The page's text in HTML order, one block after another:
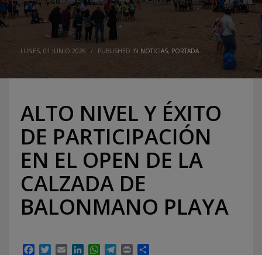
LUNES, 01 JUNIO 2026 / PUBLISHED IN NOTICIAS, PORTADA
ALTO NIVEL Y ÉXITO
DE PARTICIPACIÓN
EN EL OPEN DE LA
CALZADA DE
BALONMANO PLAYA
Facebook
TwitterEmailLinkedInWhatsApp
Telegram
Print